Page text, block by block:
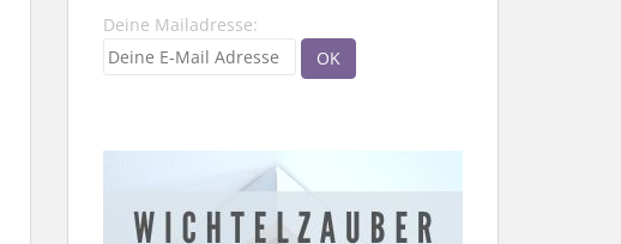
Deine Mailadresse: